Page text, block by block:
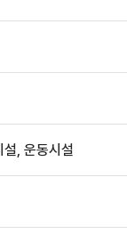
, 운동시설